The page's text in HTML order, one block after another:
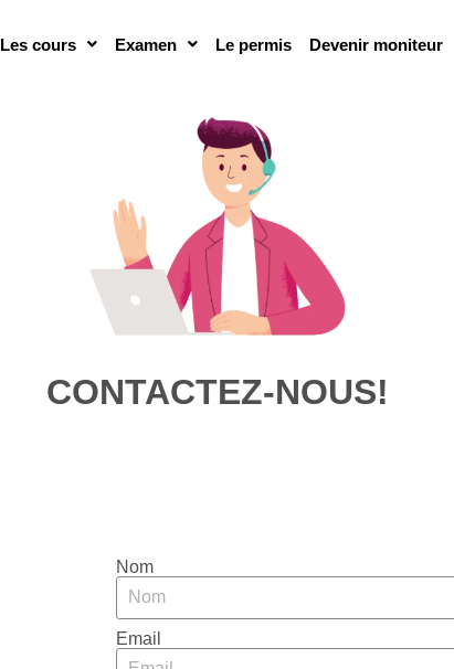
Les cours Examen Le permis Devenir moniteur
CONTACTEZ-NOUS!
Nom
Email